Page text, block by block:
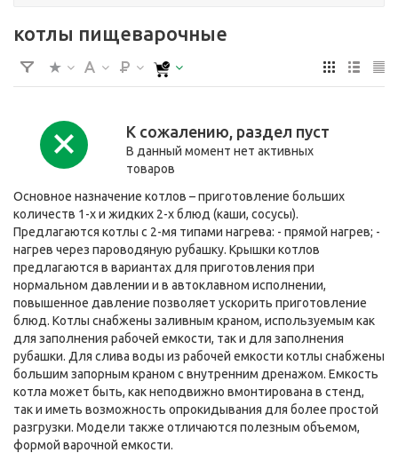
котлы пищеварочные
К сожалению, раздел пуст
В данный момент нет активных
товаров
Основное назначение котлов – приготовление больших
количеств 1-х и жидких 2-х блюд (каши, сосусы).
Предлагаются котлы с 2-мя типами нагрева: - прямой нагрев; -
нагрев через пароводяную рубашку. Крышки котлов
предлагаются в вариантах для приготовления при
нормальном давлении и в автоклавном исполнении,
повышенное давление позволяет ускорить приготовление
блюд. Котлы снабжены заливным краном, используемым как
для заполнения рабочей емкости, так и для заполнения
рубашки. Для слива воды из рабочей емкости котлы снабжены
большим запорным краном с внутренним дренажом. Емкость
котла может быть, как неподвижно вмонтирована в стенд,
так и иметь возможность опрокидывания для более простой
разгрузки. Модели также отличаются полезным объемом,
формой варочной емкости.